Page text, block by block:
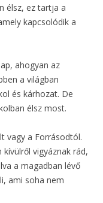
élsz, ez tartja a
kapcsolódik a
ahogyan az
a világban
és kárhozat. De
élsz most.
vagy a Forrásodtól.
vigyáznak rád,
a magadban lévő
ami soha nem